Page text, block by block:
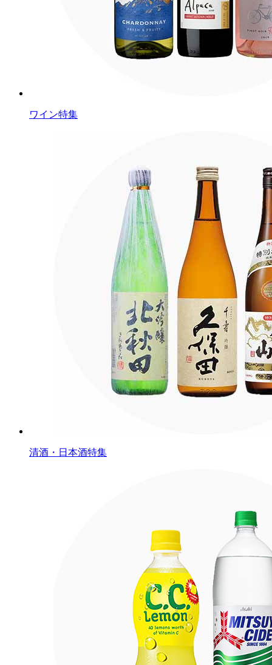
ワイン特集
清酒・日本酒特集